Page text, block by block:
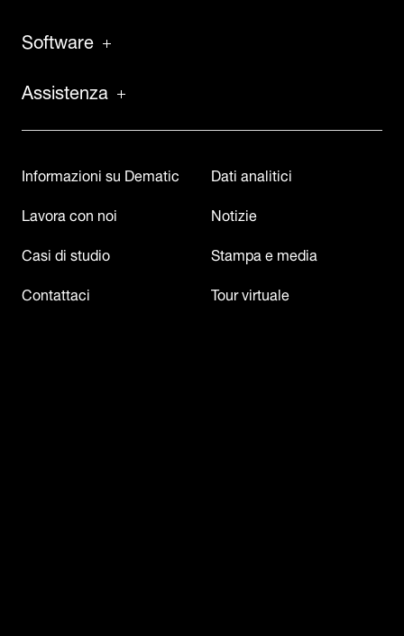
Software
Assistenza
Informazioni su Dematic
Lavora con noi
Casi di studio
Contattaci
Dati analitici
Notizie
Stampa e media
Tour virtuale